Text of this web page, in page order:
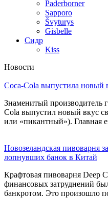
Paderborner
Sapporo
Švyturys
Gisbelle
Сидр
Kiss
Новости
Coca-Cola выпустила новый
Знаменитый производитель
Cola выпустил новый вкус
или «пикантный»). Главная
Новозеландская пивоварня
лопнувших банок в Китай
Крафтовая пивоварня Deep
финансовых затруднений
банкротом. Это произошло